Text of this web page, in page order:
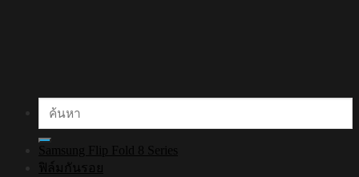
ค้นหา:
Samsung Flip Fold 8 Series
ฟิล์มกันรอย